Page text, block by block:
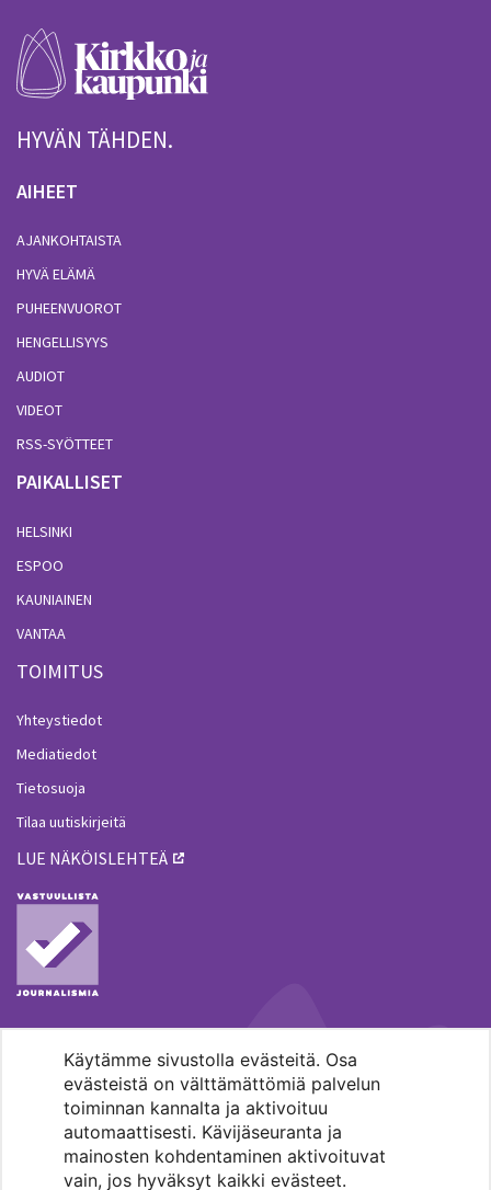
Käytämme sivustolla evästeitä. Osa
evästeistä on välttämättömiä palvelun
toiminnan kannalta ja aktivoituu
automaattisesti. Kävijäseuranta ja
mainosten kohdentaminen aktivoituvat
vain, jos hyväksyt kaikki evästeet.
HYVÄN TÄHDEN.
AIHEET
AJANKOHTAISTA
HYVÄ ELÄMÄ
PUHEENVUOROT
HENGELLISYYS
AUDIOT
VIDEOT
RSS-SYÖTTEET
PAIKALLISET
HELSINKI
ESPOO
KAUNIAINEN
VANTAA
TOIMITUS
Yhteystiedot
Mediatiedot
Tietosuoja
Tilaa uutiskirjeitä
LUE NÄKÖISLEHTEÄ
MENOHAKU